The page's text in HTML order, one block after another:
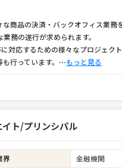
商品の決済・バックオフィス業務
務の遂行が求められます。
対応するための様々なプロジェク
行っています。 ⋯もっと見る
ト/プリンシパル
界
金融機関